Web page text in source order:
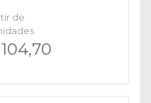
de